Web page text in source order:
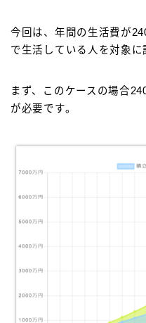
今回は、年間の生活費が
で生活している人を対象に
まず、このケースの場合
が必要です。